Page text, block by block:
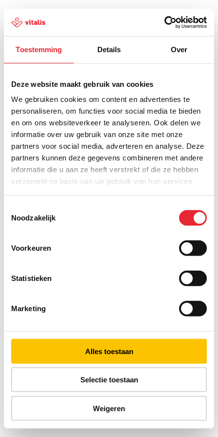
Toestemming Details Over
Deze website maakt gebruik van cookies
We gebruiken cookies om content en advertenties te
personaliseren, om functies voor social media te bieden
en om ons websiteverkeer te analyseren. Ook delen we
informatie over uw gebruik van onze site met onze
partners voor social media, adverteren en analyse. Deze
partners kunnen deze gegevens combineren met andere
informatie die u aan ze heeft verstrekt of die ze hebben
verzameld op basis van uw gebruik van hun services.
Noodzakelijk
Voorkeuren
Statistieken
Marketing
Alles toestaan
Selectie toestaan
Weigeren
500
Er is iets fout gegaan
Probeer het later opnieuw of ga terug naar de
homepagina.